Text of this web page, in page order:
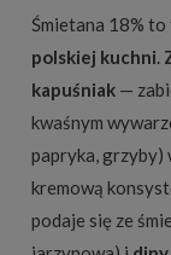
Śmietana 18%
polskiej kuchni
kapuśniak —
kwaśnym
papryka, grzyby)
kremową
podaje się ze